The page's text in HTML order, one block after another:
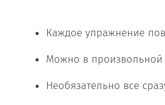
Каждое упражнение
Можно в произвольной
Необязательно все